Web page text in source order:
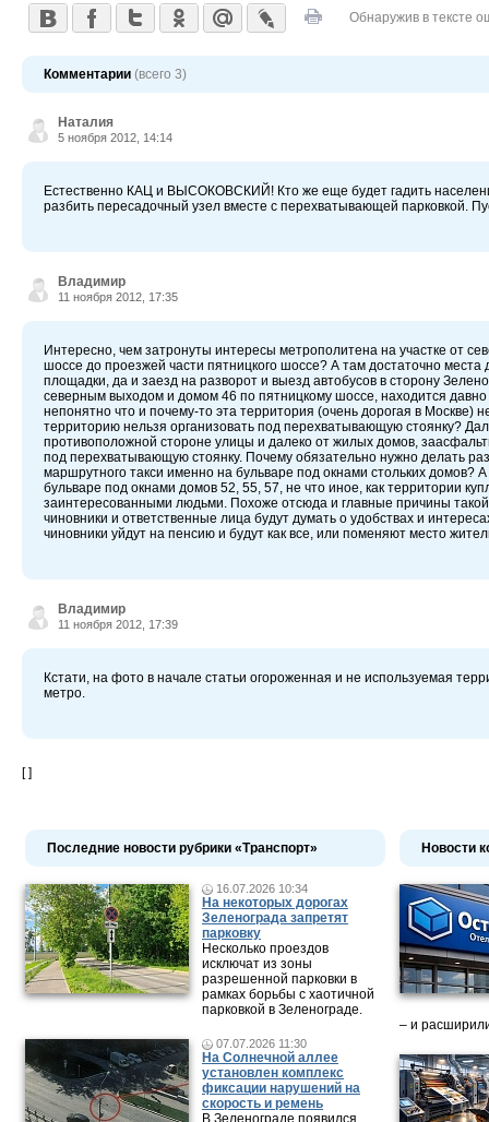
Обнаружив в тексте
Комментарии (всего 3)
Наталия
5 ноября 2012, 14:14
Естественно КАЦ и ВЫСОКОВСКИЙ! Кто же еще будет гадить
разбить пересадочный узел вместе с перехватывающей парковкой.
Владимир
11 ноября 2012, 17:35
Интересно, чем затронуты интересы метрополитена на участке от
шоссе до проезжей части пятницкого шоссе? А там достаточно места
площадки, да и заезд на разворот и выезд автобусов в сторону
северным выходом и домом 46 по пятницкому шоссе, находится
непонятно что и почему-то эта территория (очень дорогая в Москве)
территорию нельзя организовать под перехватывающую стоянку?
противоположной стороне улицы и далеко от жилых домов,
под перехватывающую стоянку. Почему обязательно нужно делать
маршрутного такси именно на бульваре под окнами стольких домов?
бульваре под окнами домов 52, 55, 57, не что иное, как территории
заинтересованными людьми. Похоже отсюда и главные причины такой
чиновники и ответственные лица будут думать о удобствах и
чиновники уйдут на пенсию и будут как все, или поменяют место
Владимир
11 ноября 2012, 17:39
Кстати, на фото в начале статьи огороженная и не используемая
метро.
[ ]
Последние новости рубрики «Транспорт»
16.07.2026 10:34
На некоторых дорогах
Зеленограда запретят
парковку
Несколько проездов
исключат из зоны
разрешенной парковки в
рамках борьбы с хаотичной
парковкой в Зеленограде.
07.07.2026 11:30
На Солнечной аллее
установлен комплекс
фиксации нарушений на
скорость и ремень
В Зеленограде появился
Новости
– и